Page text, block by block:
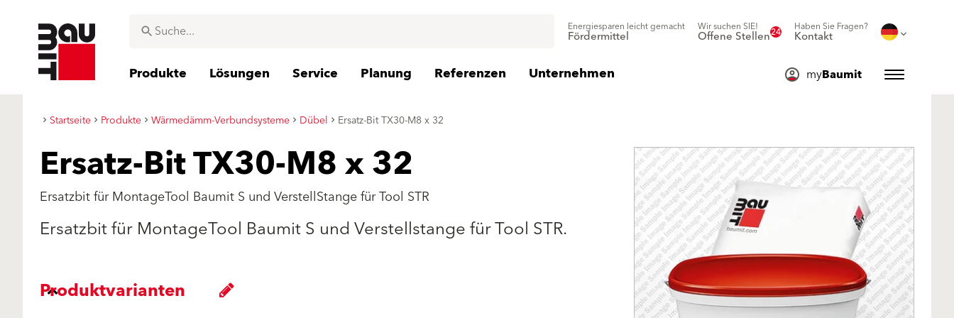
Energiesparen leicht gemacht
Fördermittel
Wir suchen SIE!
Offene Stellen24 Haben Sie Fragen?
Kontakt
Produkte Lösungen Service Planung Referenzen Unternehmen myBaumit
Startseite Produkte Wärmedämm-Verbundsysteme Dübel Ersatz-Bit TX30-M8 x 32
Ersatz-Bit TX30-M8 x 32
Ersatzbit für MontageTool Baumit S und VerstellStange für Tool STR
Ersatzbit für MontageTool Baumit S und Verstellstange für Tool STR.
Produktvarianten